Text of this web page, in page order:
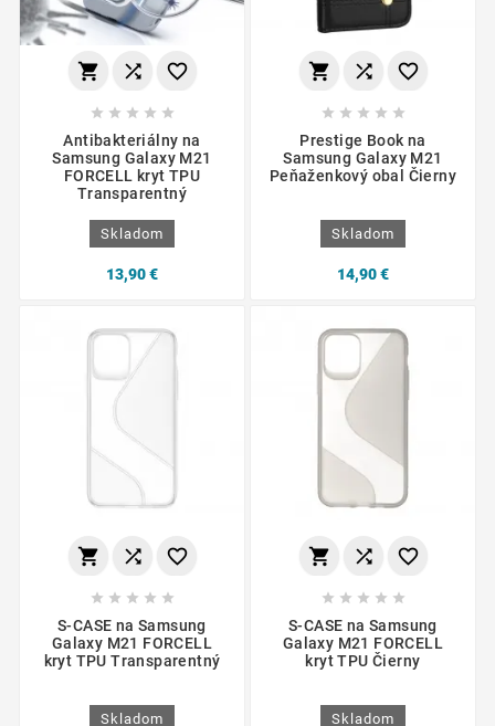
  
    
Antibakteriálny na
Samsung Galaxy M21
FORCELL kryt TPU
Transparentný
Skladom
13,90 €
  
    
Prestige Book na
Samsung Galaxy M21
Peňaženkový obal Čierny
Skladom
14,90 €
  
    
S-CASE na Samsung
Galaxy M21 FORCELL
kryt TPU Transparentný
Skladom
  
    
S-CASE na Samsung
Galaxy M21 FORCELL
kryt TPU Čierny
Skladom